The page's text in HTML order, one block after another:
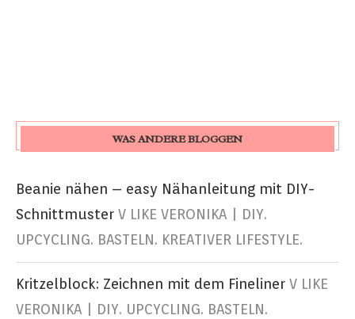
WAS ANDERE BLOGGEN
Beanie nähen – easy Nähanleitung mit DIY-
Schnittmuster V LIKE VERONIKA | DIY.
UPCYCLING. BASTELN. KREATIVER LIFESTYLE.
Kritzelblock: Zeichnen mit dem Fineliner V LIKE
VERONIKA | DIY. UPCYCLING. BASTELN.